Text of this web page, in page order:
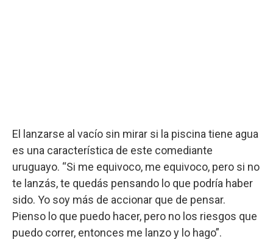
El lanzarse al vacío sin mirar si la piscina tiene agua
es una característica de este comediante
uruguayo. “Si me equivoco, me equivoco, pero si no
te lanzás, te quedás pensando lo que podría haber
sido. Yo soy más de accionar que de pensar.
Pienso lo que puedo hacer, pero no los riesgos que
puedo correr, entonces me lanzo y lo hago”.